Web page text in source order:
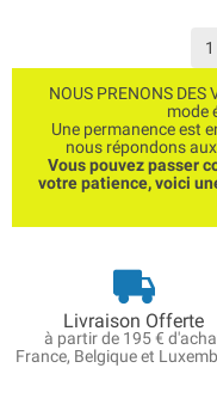
NOUS PRENONS
mode
Une permanence est
nous répondons
Vous pouvez passer
votre patience, voici
Livraison Offerte
à partir de 195 €
France, Belgique et